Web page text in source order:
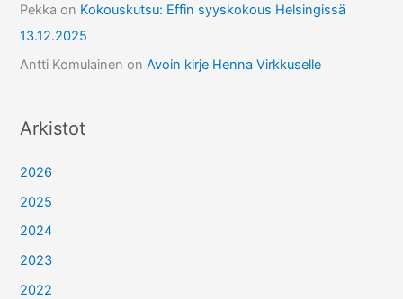
Pekka on Kokouskutsu: Effin syyskokous Helsingissä
13.12.2025
Antti Komulainen onAvoin kirje Henna Virkkuselle
Arkistot
2026
2025
2024
2023
2022